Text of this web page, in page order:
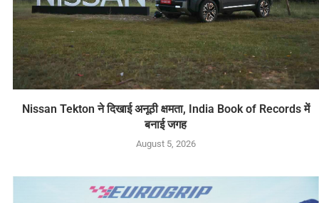
Nissan Tekton ने दिखाई अनूठी क्षमता, India Book of Records में
बनाई जगह
August 5, 2026